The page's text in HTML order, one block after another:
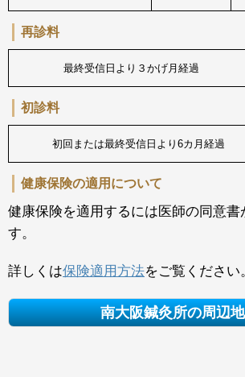
再診料
最終受信日より３かげ月経過
初診料
初回または最終受信日より6カ月経過
健康保険の適用について
健康保険を適用するには医師の同意書
す。
詳しくは保険適用方法をご覧ください
南大阪鍼灸所の周辺